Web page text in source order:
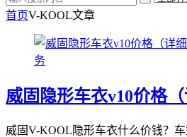
首页V-KOOL文章
务
威固隐形车衣v10价格（
威固V-KOOL隐形车衣什么价钱？